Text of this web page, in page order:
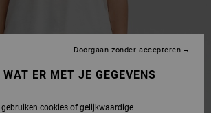
ER MET JE GEGEVENS
cookies of gelijkwaardige
Doorgaan zonder accepteren